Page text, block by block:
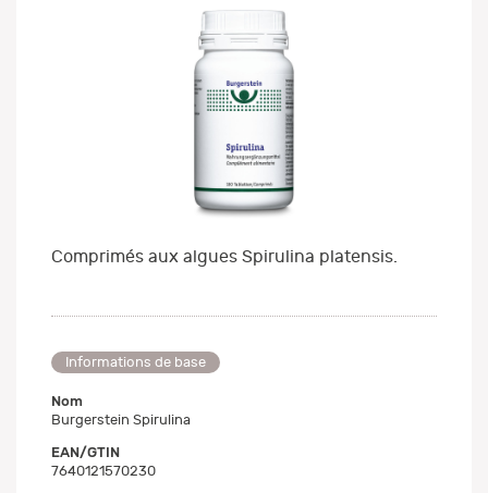
Comprimés aux algues Spirulina platensis.
Informations de base
Nom
Burgerstein Spirulina
EAN/GTIN
7640121570230